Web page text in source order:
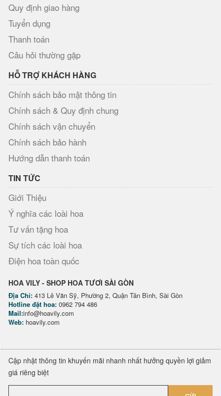
Quy định giao hàng
Tuyển dụng
Thanh toán
Câu hỏi thường gặp
HỖ TRỢ KHÁCH HÀNG
Chính sách bảo mật thông tin
Chính sách & Quy định chung
Chính sách vận chuyển
Chính sách bảo hành
Hướng dẫn thanh toán
TIN TỨC
Giới Thiệu
Ý nghĩa các loài hoa
Tư vấn tặng hoa
Sự tích các loài hoa
Điện hoa toàn quốc
HOA VILY - SHOP HOA TƯƠI SÀI GÒN
Địa Chỉ: 413 Lê Văn Sỹ, Phường 2, Quận Tân Bình, Sài Gòn
Hotline đặt hoa: 0962 794 486
Mail:info@hoavily.com
Web: hoavily.com
Cập nhật thông tin khuyến mãi nhanh nhất hưởng quyền lợi giảm
giá riêng biệt